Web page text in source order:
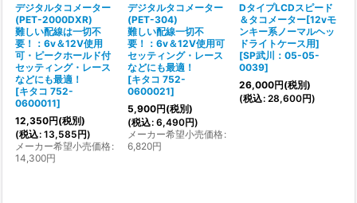
デジタルタコメーター
(PET-2000DXR)
難しい配線は一切不
要！：6v＆12V使用
可・ピークホールド付
セッティング・レース
などにも最適！
[キタコ 752-
0600011]
12,350円(税別)
(税込: 13,585円)
メーカー希望小売価格:
14,300円
デジタルタコメーター
(PET-304)
難しい配線一切不
要！：6v＆12V使用可
セッティング・レース
などにも最適！
[キタコ 752-
0600021]
5,900円(税別)
(税込: 6,490円)
メーカー希望小売価格:
6,820円
DタイプLCDスピード
＆タコメーター[12vモ
ンキー系ノーマルヘッ
ドライトケース用]
[SP武川：05-05-
0039]
26,000円(税別)
(税込: 28,600円)